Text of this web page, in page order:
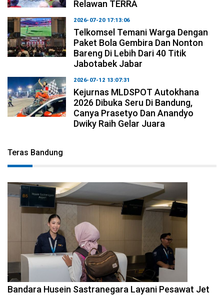
Relawan TERRA
2026-07-20 17:13:06
Telkomsel Temani Warga Dengan
Paket Bola Gembira Dan Nonton
Bareng Di Lebih Dari 40 Titik
Jabotabek Jabar
2026-07-12 13:07:31
Kejurnas MLDSPOT Autokhana
2026 Dibuka Seru Di Bandung,
Canya Prasetyo Dan Anandyo
Dwiky Raih Gelar Juara
Teras Bandung
2026-08-08 11:12:29
Bandara Husein Sastranegara Layani Pesawat Jet